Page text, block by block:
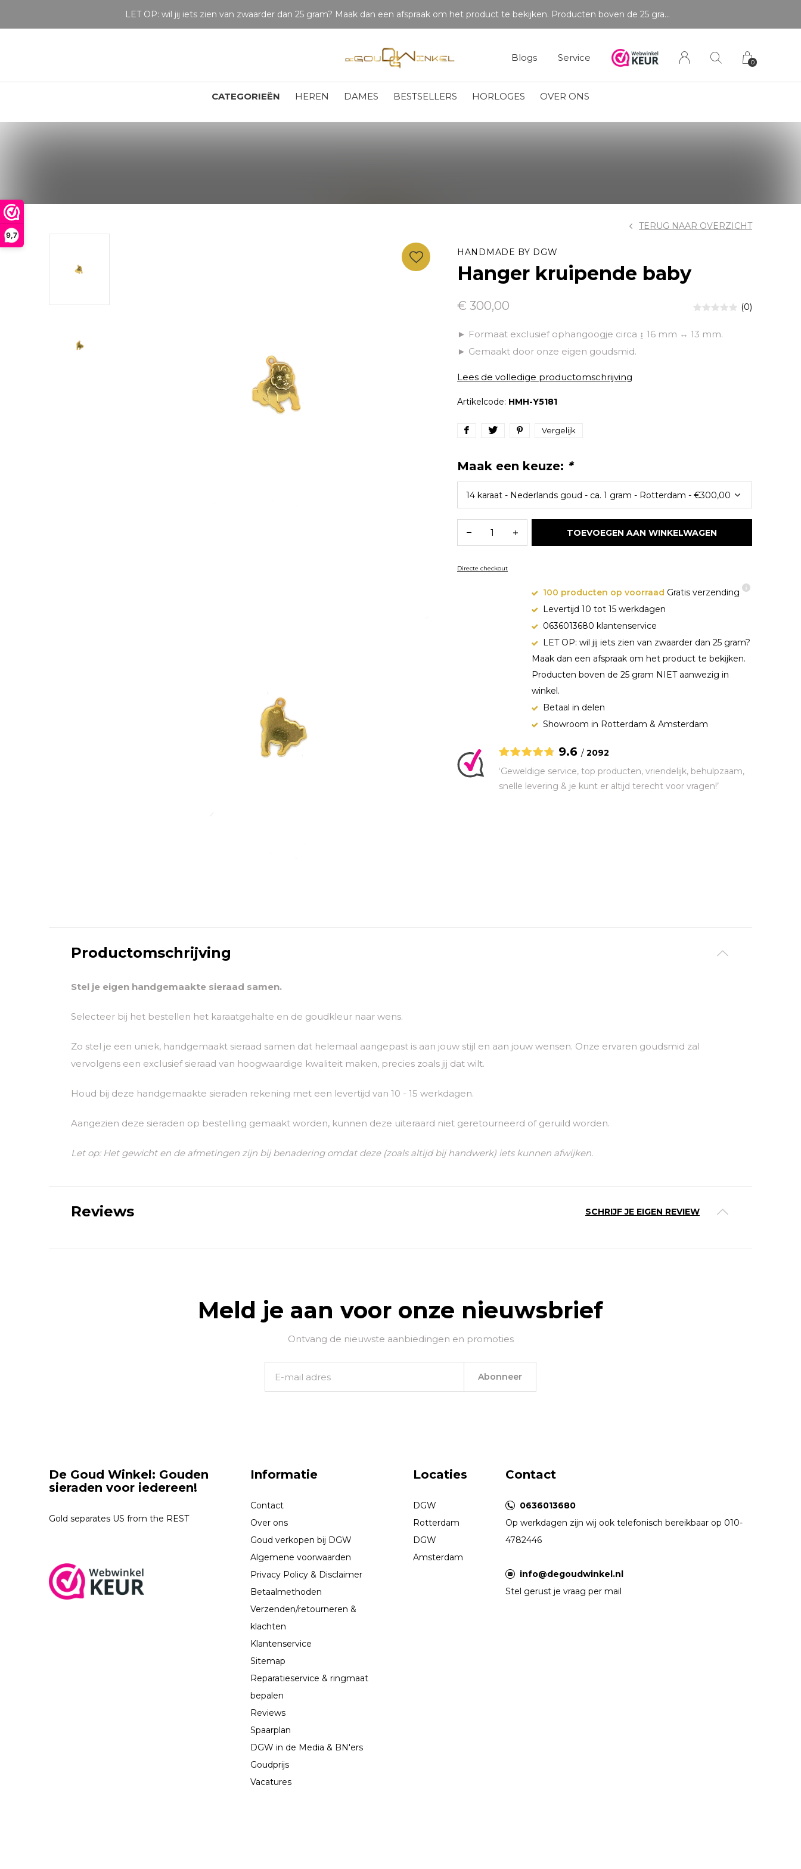
9,7
CATEGORIEËN HEREN DAMES BESTSELLERS HORLOGES OVER ONS
Blogs Service 0
LET OP: wil jij iets zien van zwaarder dan 25 gram? Maak dan een afspraak om het product te bekijken. Producten boven de 25 gram NIET aanwezig in winkel.
HANDMADE BY DGW
Hanger kruipende baby
TERUG NAAR OVERZICHT
€ 300,00 (0)
► Formaat exclusief ophangoogje circa ↨ 16 mm ↔ 13 mm.
► Gemaakt door onze eigen goudsmid.
Lees de volledige productomschrijving
Artikelcode: HMH-Y5181
Vergelijk
Maak een keuze: *
TOEVOEGEN AAN WINKELWAGEN
Directe checkout
100 producten op voorraad Gratis verzending
Levertijd 10 tot 15 werkdagen
0636013680 klantenservice
LET OP: wil jij iets zien van zwaarder dan 25 gram?
Maak dan een afspraak om het product te bekijken.
Producten boven de 25 gram NIET aanwezig in
winkel.
Betaal in delen
Showroom in Rotterdam & Amsterdam
9.6 / 2092
‘Geweldige service, top producten, vriendelijk, behulpzaam,
snelle levering & je kunt er altijd terecht voor vragen!’
Productomschrijving
Stel je eigen handgemaakte sieraad samen.
Selecteer bij het bestellen het karaatgehalte en de goudkleur naar wens.
Zo stel je een uniek, handgemaakt sieraad samen dat helemaal aangepast is aan jouw stijl en aan jouw wensen. Onze ervaren goudsmid zal
vervolgens een exclusief sieraad van hoogwaardige kwaliteit maken, precies zoals jij dat wilt.
Houd bij deze handgemaakte sieraden rekening met een levertijd van 10 - 15 werkdagen.
Aangezien deze sieraden op bestelling gemaakt worden, kunnen deze uiteraard niet geretourneerd of geruild worden.
Let op: Het gewicht en de afmetingen zijn bij benadering omdat deze (zoals altijd bij handwerk) iets kunnen afwijken.
Reviews SCHRIJF JE EIGEN REVIEW
Meld je aan voor onze nieuwsbrief
Ontvang de nieuwste aanbiedingen en promoties
Abonneer
De Goud Winkel: Gouden
sieraden voor iedereen!
Gold separates US from the REST
Informatie
Contact
Over ons
Goud verkopen bij DGW
Algemene voorwaarden
Privacy Policy & Disclaimer
Betaalmethoden
Verzenden/retourneren &
klachten
Klantenservice
Sitemap
Reparatieservice & ringmaat
bepalen
Reviews
Spaarplan
DGW in de Media & BN'ers
Goudprijs
Vacatures
Locaties
DGW
Rotterdam
DGW
Amsterdam
Contact
0636013680
Op werkdagen zijn wij ook telefonisch bereikbaar op 010-
4782446
info@degoudwinkel.nl
Stel gerust je vraag per mail